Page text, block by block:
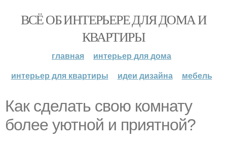
ВСЁ ОБ ИНТЕРЬЕРЕ ДЛЯ ДОМА И
КВАРТИРЫ
главная
интерьер для дома
интерьер для квартиры
идеи дизайна мебель
Как сделать свою комнату
более уютной и приятной?